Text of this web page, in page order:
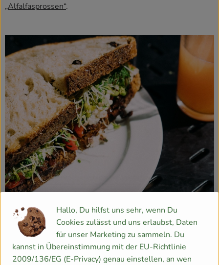
„Alfalfasprossen“.
Hallo, Du hilfst uns sehr, wenn Du
Cookies zulässt und uns erlaubst, Daten
für unser Marketing zu sammeln. Du
kannst in Übereinstimmung mit der EU-Richtlinie
2009/136/EG (E-Privacy) genau einstellen, an wen